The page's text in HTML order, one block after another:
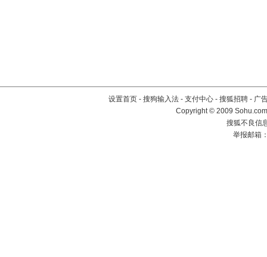
设置首页 - 搜狗输入法 - 支付中心 - 搜狐招聘 - 广
Copyright © 2009
搜狐不良信
举报邮箱